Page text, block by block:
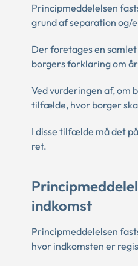
Principmeddelelsen
grund af separation og/
Der foretages en
borgers forklaring om
Ved vurderingen af, om
tilfælde, hvor borger
I disse tilfælde må det
ret.
indkomst
Principmeddelelsen
hvor indkomsten er